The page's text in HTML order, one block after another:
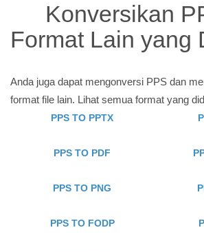
Konversikan
Format Lain yang
Anda juga dapat mengonversi PPS dan
format file lain. Lihat semua format yang
PPS TO PPTX
PPS TO PDF
PPS TO PNG
PPS TO FODP